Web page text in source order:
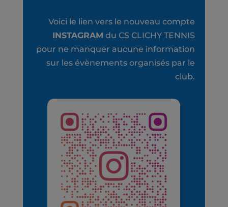
Voici le lien vers le nouveau compte
INSTAGRAM du CS CLICHY TENNIS
pour ne manquer aucune information
sur les évènements organisés par le
club.